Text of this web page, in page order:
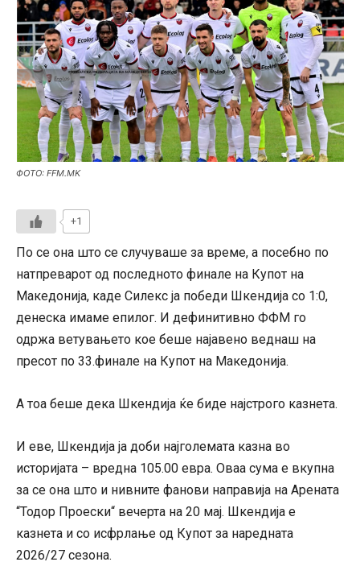
ФОТО: FFM.MK
+1
По се она што се случуваше за време, а посебно по
натпреварот од последното финале на Купот на
Македонија, каде Силекс ја победи Шкендија со 1:0,
денеска имаме епилог. И дефинитивно ФФМ го
одржа ветувањето кое беше најавено веднаш на
пресот по 33.финале на Купот на Македонија.
А тоа беше дека Шкендија ќе биде најстрого казнета.
И еве, Шкендија ја доби најголемата казна во
историјата – вредна 105.00 евра. Оваа сума е вкупна
за се она што и нивните фанови направија на Арената
“Тодор Проески“ вечерта на 20 мај. Шкендија е
казнета и со исфрлање од Купот за наредната
2026/27 сезона.